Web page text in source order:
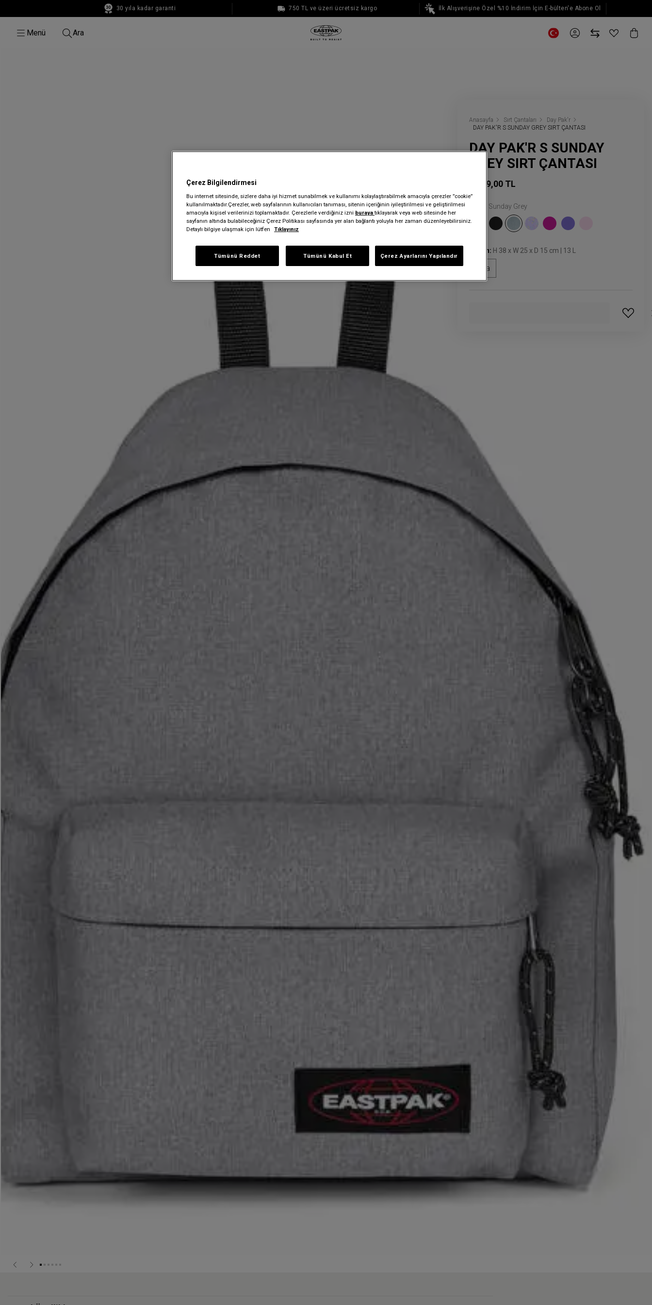
30 yıla kadar garanti 750 TL ve üzeri ücretsiz kargo İlk Alışverişine Özel %10 İndirim İçin E-bülten'e Abone Ol
1000 TL ve üzeri ücretsiz kargo E-posta güncellemeleri için kaydol
Menü Ara
Anasayfa Sırt Çantaları
Day Pak'r
DAY PAK'R S SUNDAY GREY SIRT ÇANTASI
DAY PAK'R S SUNDAY
GREY SIRT ÇANTASI
3.299,00 TL
Sunday Grey
Beden: H 38 x W 25 x D 15 cm | 13 L
Orta
Çerez Bilgilendirmesi
Bu internet sitesinde, sizlere daha iyi hizmet sunabilmek ve kullanımı kolaylaştırabilmek amacıyla çerezler ”cookie”
kullanılmaktadır.Çerezler, web sayfalarının kullanıcıları tanıması, sitenin içeriğinin iyileştirilmesi ve geliştirilmesi
amacıyla kişisel verilerinizi toplamaktadır. Çerezlerle verdiğiniz izni burayatıklayarak veya web sitesinde her
sayfanın altında bulabileceğiniz Çerez Politikası sayfasında yer alan bağlantı yoluyla her zaman düzenleyebilirsiniz.
Detaylı bilgiye ulaşmak için lütfen
Tıklayınız
Çerez Ayarlarını Yapılandır
Tümünü Reddet Tümünü Kabul Et